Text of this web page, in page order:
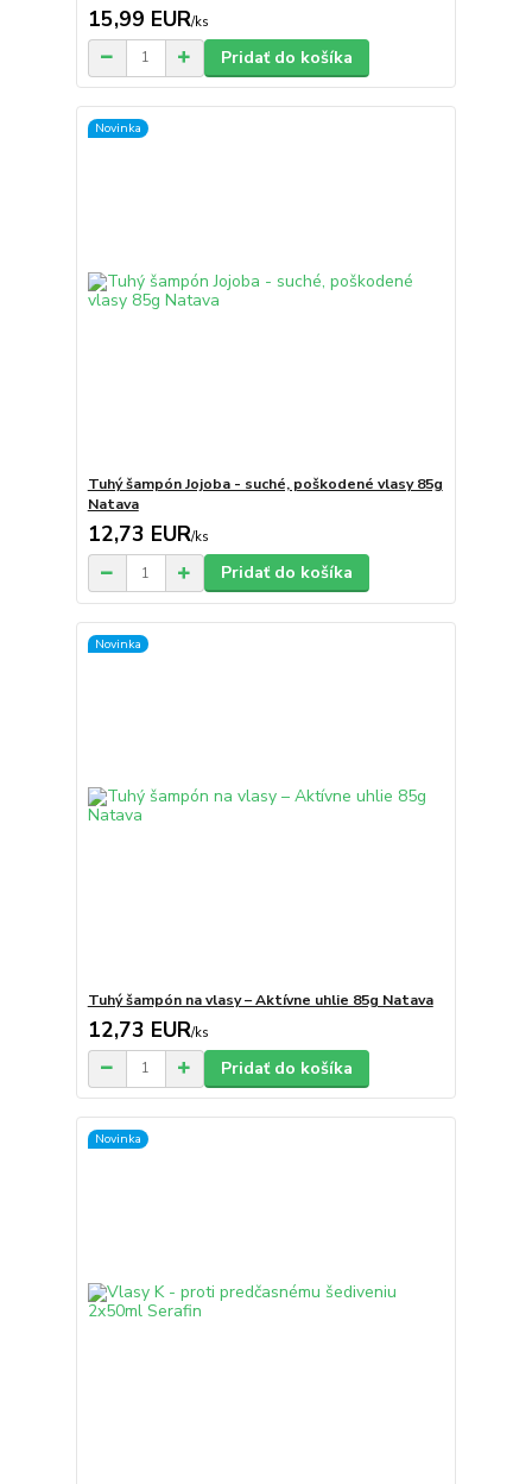
15,99 EUR/ks
Pridať do košíka
Novinka
Tuhý šampón Jojoba - suché, poškodené vlasy 85g
Natava
12,73 EUR/ks
Pridať do košíka
Novinka
Tuhý šampón na vlasy – Aktívne uhlie 85g Natava
12,73 EUR/ks
Pridať do košíka
Novinka